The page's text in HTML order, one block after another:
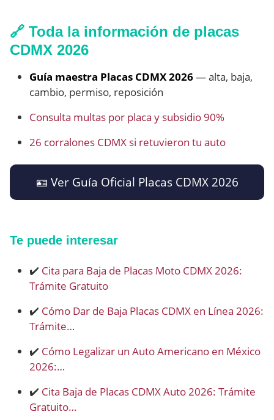
🔗 Toda la información de placas
CDMX 2026
Guía maestra Placas CDMX 2026— alta, baja,
cambio, permiso, reposición
Consulta multas por placa y subsidio 90%
26 corralones CDMX si retuvieron tu auto
🪪 Ver Guía Oficial Placas CDMX 2026
Te puede interesar
✔️ Cita para Baja de Placas Moto CDMX 2026:
Trámite Gratuito
✔️ Cómo Dar de Baja Placas CDMX en Línea 2026:
Trámite…
✔️ Cómo Legalizar un Auto Americano en México
2026:…
✔️ Cita Baja de Placas CDMX Auto 2026: Trámite
Gratuito…